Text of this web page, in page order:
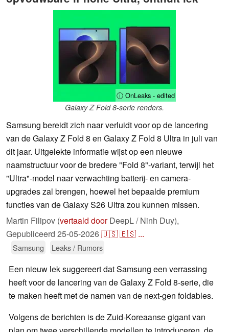
ⓘ OnLeaks - edited
Galaxy Z Fold 8-serie renders.
Samsung bereidt zich naar verluidt voor op de lancering
van de Galaxy Z Fold 8 en Galaxy Z Fold 8 Ultra in juli van
dit jaar. Uitgelekte informatie wijst op een nieuwe
naamstructuur voor de bredere "Fold 8"-variant, terwijl het
"Ultra"-model naar verwachting batterij- en camera-
upgrades zal brengen, hoewel het bepaalde premium
functies van de Galaxy S26 Ultra zou kunnen missen.
Martin Filipov (vertaald doorDeepL / Ninh Duy),
Gepubliceerd 25-05-2026🇺🇸🇪🇸 ...
Samsung Leaks / Rumors
Een nieuw lek suggereert dat Samsung een verrassing
heeft voor de lancering van de Galaxy Z Fold 8-serie, die
te maken heeft met de namen van de next-gen foldables.
Volgens de berichten is de Zuid-Koreaanse gigant van